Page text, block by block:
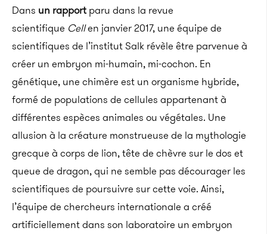
Dans un rapport paru dans la revue
scientifique Cellen janvier 2017, une équipe de
scientifiques de l’institut Salk révèle être parvenue à
créer un embryon mi-humain, mi-cochon. En
génétique, une chimère est un organisme hybride,
formé de populations de cellules appartenant à
différentes espèces animales ou végétales. Une
allusion à la créature monstrueuse de la mythologie
grecque à corps de lion, tête de chèvre sur le dos et
queue de dragon, qui ne semble pas décourager les
scientifiques de poursuivre sur cette voie. Ainsi,
l’équipe de chercheurs internationale a créé
artificiellement dans son laboratoire un embryon